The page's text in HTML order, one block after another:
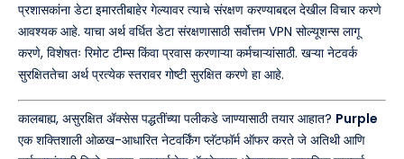
प्रशासकांना डेटा इमारतीबाहेर गेल्यावर त्याचे संरक्षण करण्याबद्दल देखील विचार करणे
आवश्यक आहे. याचा अर्थ वर्धित डेटा संरक्षणासाठी सर्वोत्तम VPN सोल्यूशन्स लागू
करणे, विशेषतः रिमोट टीम्स किंवा प्रवास करणाऱ्या कर्मचाऱ्यांसाठी. खऱ्या नेटवर्क
सुरक्षिततेचा अर्थ प्रत्येक स्तरावर गोष्टी सुरक्षित करणे हा आहे.
कालबाह्य, असुरक्षित ॲक्सेस पद्धतींच्या पलीकडे जाण्यासाठी तयार आहात? Purple
एक शक्तिशाली ओळख-आधारित नेटवर्किंग प्लॅटफॉर्म ऑफर करते जे अतिथी आणि